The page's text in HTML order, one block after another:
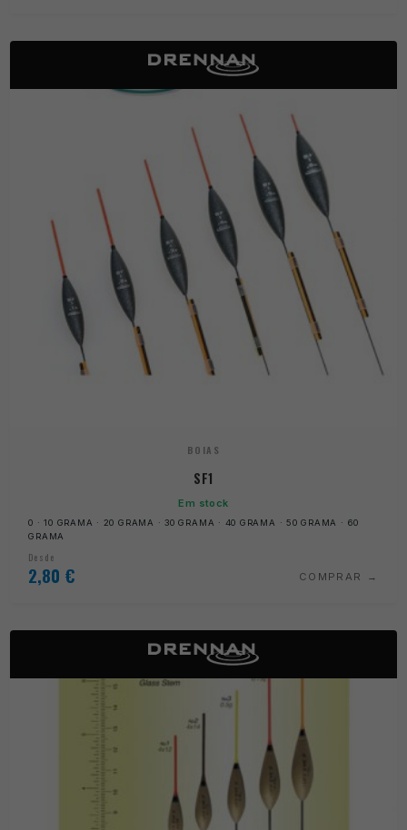
BOIAS
SF1
Em stock
0 · 10 GRAMA · 20 GRAMA · 30 GRAMA · 40 GRAMA · 50 GRAMA · 60
GRAMA
Desde
2,80 € COMPRAR